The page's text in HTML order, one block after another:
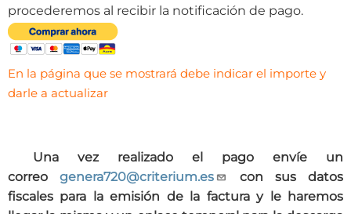
procederemos al recibir la notificación de pago.
En la página que se mostrará debe indicar el importe y
darle a actualizar
Una vez realizado el pago envíe un
correogenera720@criterium.es
con sus datos
fiscales para la emisión de la factura y le haremos